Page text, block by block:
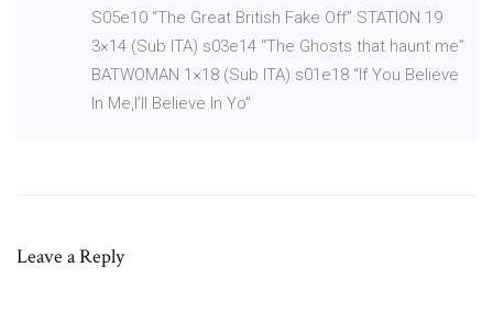
S05e10 “The Great British Fake Off” STATION 19
3×14 (Sub ITA) s03e14 “The Ghosts that haunt me”
BATWOMAN 1×18 (Sub ITA) s01e18 “If You Believe
In Me,I’ll Believe In Yo”
Leave a Reply